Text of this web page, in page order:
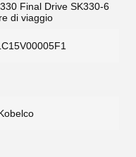
Final Drive SK330-6
di viaggio